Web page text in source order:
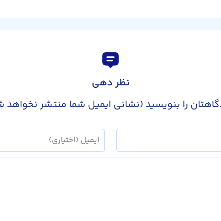
نظر دهی
را بنویسید (نشانی ایمیل شما منتشر